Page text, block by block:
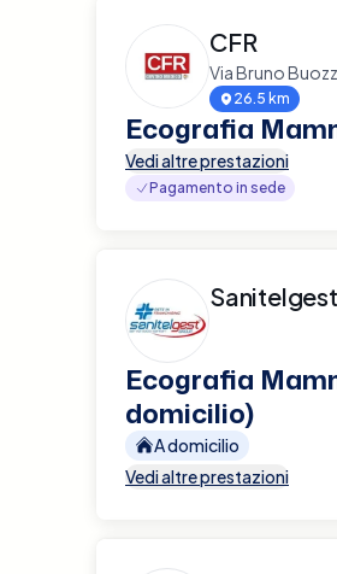
CFR
Via Bruno
26.5 km
Ecografia
Vedi altre prestazioni
Pagamento in sede
Ecografia
domicilio)
A domicilio
Vedi altre prestazioni